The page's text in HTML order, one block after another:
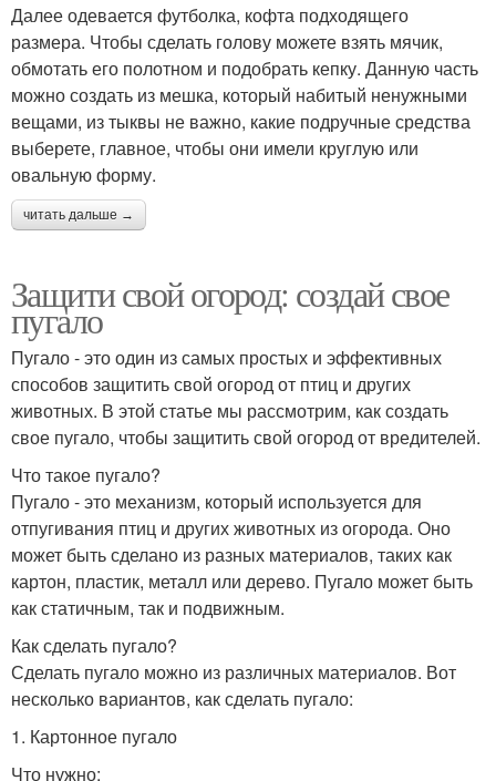
Далее одевается футболка, кофта подходящего
размера. Чтобы сделать голову можете взять мячик,
обмотать его полотном и подобрать кепку. Данную часть
можно создать из мешка, который набитый ненужными
вещами, из тыквы не важно, какие подручные средства
выберете, главное, чтобы они имели круглую или
овальную форму.
читать дальше →
Защити свой огород: создай свое
пугало
Пугало - это один из самых простых и эффективных
способов защитить свой огород от птиц и других
животных. В этой статье мы рассмотрим, как создать
свое пугало, чтобы защитить свой огород от вредителей.
Что такое пугало?
Пугало - это механизм, который используется для
отпугивания птиц и других животных из огорода. Оно
может быть сделано из разных материалов, таких как
картон, пластик, металл или дерево. Пугало может быть
как статичным, так и подвижным.
Как сделать пугало?
Сделать пугало можно из различных материалов. Вот
несколько вариантов, как сделать пугало:
1. Картонное пугало
Что нужно: